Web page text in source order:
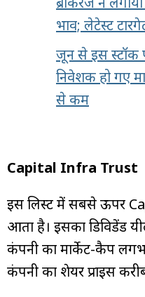
भाव; लेटेस्ट
जून से इस स्टॉक
निवेशक हो गए
से कम
Capital Infra Trust
इस लिस्ट में सबसे ऊपर
आता है। इसका डिविडेंड
कंपनी का मार्केट-कैप
कंपनी का शेयर प्राइस